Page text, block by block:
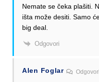
Nemate se čeka plašiti.
išta može desiti. Samo
big deal.
Odgovori
Alen Foglar